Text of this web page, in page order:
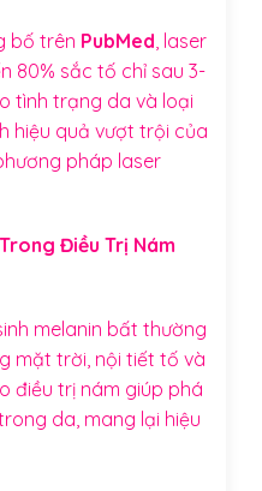
bố trên PubMed , laser
80% sắc tố chỉ sau 3-
tình trạng da và loại
hiệu quả vượt trội của
pháp laser
Điều Trị Nám
melanin bất thường
mặt trời, nội tiết tố và
điều trị nám giúp phá
da, mang lại hiệu